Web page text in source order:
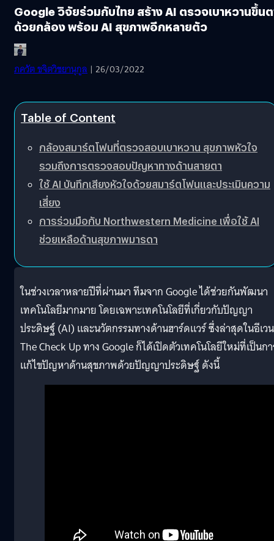
Google วิจัยร่วมกับไทย สร้าง AI ตรวจเบาหวานขึ้น
ด้วยกล้อง พร้อม AI สุขภาพอีกหลายตัว
ภควัต ขจิตวิชยานุกูล | 26/03/2022
Table of Content
กล้องสมาร์ตโฟนที่ตรวจสอบเบาหวาน สุขภาพหัวใจ
รวมถึงการตรวจสอบปัญหาทางด้านสายตา
ใช้ AI บันทึกเสียงหัวใจด้วยสมาร์ตโฟนและประเมินความ
เสี่ยง
การร่วมมือกับ Northwestern Medicine เพื่อใช้ AI
ช่วยเหลือด้านสุขภาพมารดา
ในช่วงเวลาหลายปีที่ผ่านมา ทีมจาก Google ได้ช่วยกันพัฒนา
เทคโนโลยีมากมาย โดยเฉพาะเทคโนโลยีที่เกี่ยวกับปัญญา
ประดิษฐ์ (AI) และนวัตกรรมทางด้านฮาร์ดแวร์ ซึ่งล่าสุดในอีเว
The Check Up ทาง Google ก็ได้เปิดตัวเทคโนโลยีใหม่ที่เป็นก
แก้ไขปัญหาด้านสุขภาพด้วยปัญญาประดิษฐ์ ดังนี้